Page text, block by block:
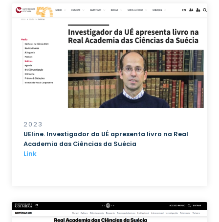
2023
UEline. Investigador da UÉ apresenta livro na Real
Academia das Ciências da Suécia
Link